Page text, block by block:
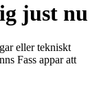
just nu
eller tekniskt
Fass appar att